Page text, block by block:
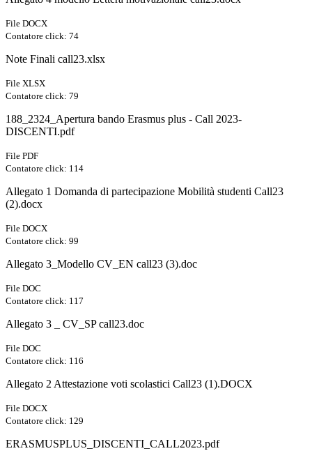
File DOCX
Contatore click: 74
Note Finali call23.xlsx
File XLSX
Contatore click: 79
188_2324_Apertura bando Erasmus plus - Call 2023-
DISCENTI.pdf
File PDF
Contatore click: 114
Allegato 1 Domanda di partecipazione Mobilità studenti Call23
(2).docx
File DOCX
Contatore click: 99
Allegato 3_Modello CV_EN call23 (3).doc
File DOC
Contatore click: 117
Allegato 3 _ CV_SP call23.doc
File DOC
Contatore click: 116
Allegato 2 Attestazione voti scolastici Call23 (1).DOCX
File DOCX
Contatore click: 129
ERASMUSPLUS_DISCENTI_CALL2023.pdf